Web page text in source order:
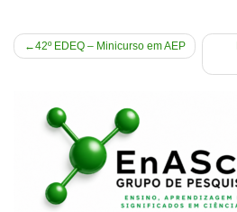
Navegação
42º EDEQ – Minicurso em AEP